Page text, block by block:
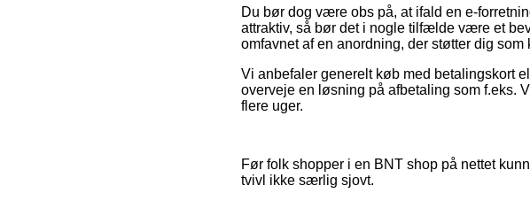
Du bør dog være obs på, at ifald en e-
attraktiv, så bør det i nogle tilfælde være et
omfavnet af en anordning, der støtter dig
Vi anbefaler generelt køb med betalingskort
overveje en løsning på afbetaling som f.eks.
flere uger.
Før folk shopper i en BNT shop på nettet
tvivl ikke særlig sjovt.